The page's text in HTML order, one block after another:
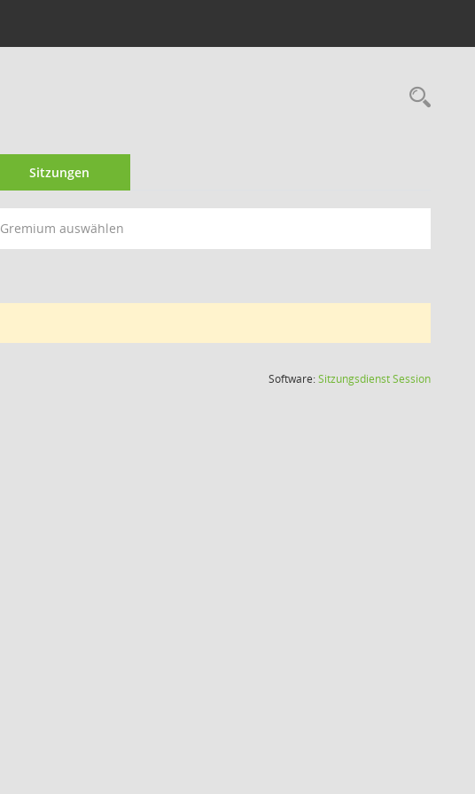
Sitzungen
Gremium auswählen
Software:SitzungsdienstSession(Wird in